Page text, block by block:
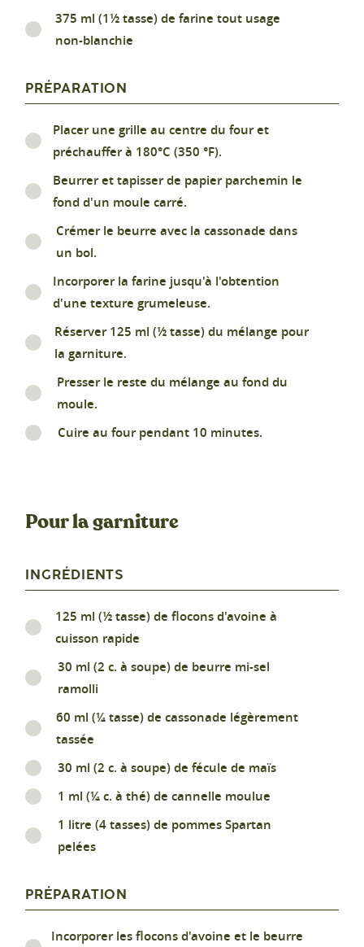
375 ml (1½ tasse) de farine tout usage
non-blanchie
PRÉPARATION
Placer une grille au centre du four et
préchauffer à 180°C (350 °F).
Beurrer et tapisser de papier parchemin le
fond d'un moule carré.
Crémer le beurre avec la cassonade dans
un bol.
Incorporer la farine jusqu'à l'obtention
d'une texture grumeleuse.
Réserver 125 ml (½ tasse) du mélange pour
la garniture.
Presser le reste du mélange au fond du
moule.
Cuire au four pendant 10 minutes.
Pour la garniture
INGRÉDIENTS
125 ml (½ tasse) de flocons d'avoine à
cuisson rapide
30 ml (2 c. à soupe) de beurre mi-sel
ramolli
60 ml (¼ tasse) de cassonade légèrement
tassée
30 ml (2 c. à soupe) de fécule de maïs
1 ml (¼ c. à thé) de cannelle moulue
1 litre (4 tasses) de pommes Spartan
pelées
PRÉPARATION
Incorporer les flocons d'avoine et le beurre